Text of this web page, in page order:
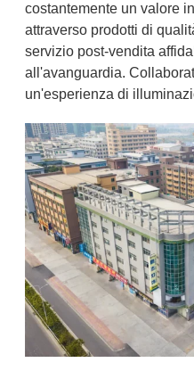
costantemente un valore
attraverso prodotti di
servizio post-vendita
all'avanguardia.
un'esperienza di